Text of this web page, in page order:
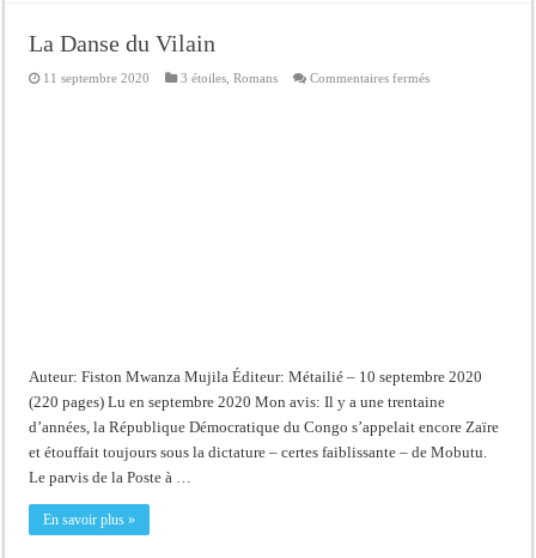
La Danse du Vilain
11 septembre 2020 3 étoiles ,Romans Commentaires ferméssur
Auteur: Fiston Mwanza Mujila Éditeur: Métailié – 10 septembre 2020
(220 pages) Lu en septembre 2020 Mon avis: Il y a une trentaine
d’années, la République Démocratique du Congo s’appelait encore Zaïre
et étouffait toujours sous la dictature – certes faiblissante – de Mobutu.
Le parvis de la Poste à …
En savoir plus »